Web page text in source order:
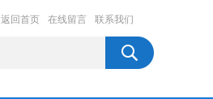
返回首页 在线留言 联系我们